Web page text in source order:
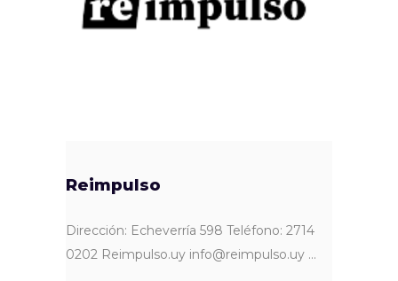
Reimpulso
Dirección: Echeverría 598 Teléfono: 2714
0202 Reimpulso.uy info@reimpulso.uy